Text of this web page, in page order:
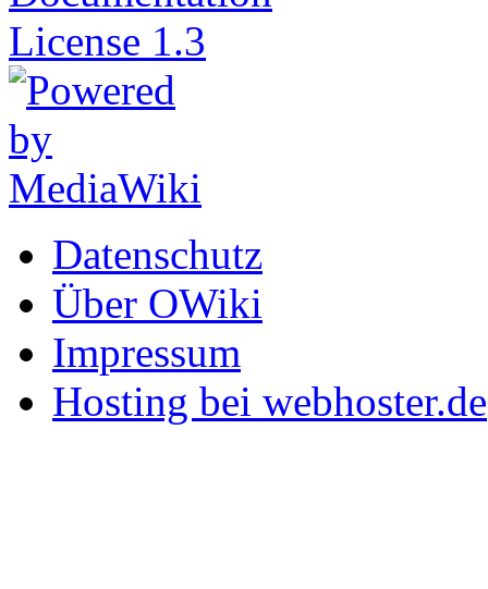
Datenschutz
Über OWiki
Impressum
Hosting bei webhoster.de